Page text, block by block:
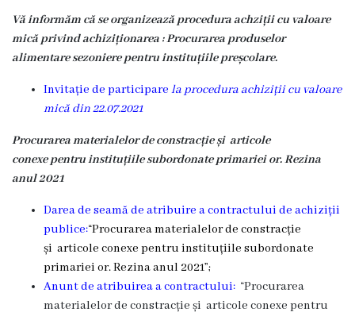
Vă informăm că se organizează procedura achziții cu valoare
mică privind achiziționarea : Procurarea produselor
alimentare sezoniere pentru instituțiile preșcolare.
Invitație de participare la procedura achiziții cu valoare
mică din 22.07.2021
Procurarea materialelor de constracție și articole
conexe pentru instituțiile subordonate primariei or. Rezina
anul 2021
Darea de seamă de atribuire a contractului de achiziții
publice:“Procurarea materialelor de constracție
și articole conexe pentru instituțiile subordonate
primariei or.Rezina anul 2021”;
Anunt de atribuirea a contractului: “Procurarea
materialelor de constracție și articole conexe pentru